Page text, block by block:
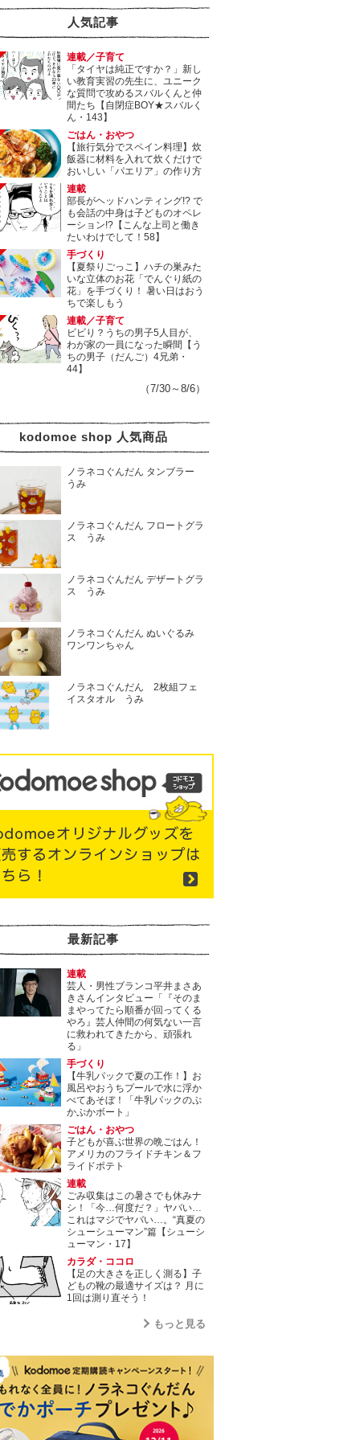
人気記事
連載／子育て
「タイヤは純正ですか？」新し
い教育実習の先生に、ユニーク
な質問で攻めるスバルくんと仲
間たち【自閉症BOY★スバルく
ん・143】
ごはん・おやつ
【旅行気分でスペイン料理】炊
飯器に材料を入れて炊くだけで
おいしい「パエリア」の作り方
連載
部長がヘッドハンティング!? で
も会話の中身は子どものオペレ
ーション!?【こんな上司と働き
たいわけでして！58】
手づくり
【夏祭りごっこ】ハチの巣みた
いな立体のお花「でんぐり紙の
花」を手づくり！ 暑い日はおう
ちで楽しもう
連載／子育て
ビビり？うちの男子5人目が、
わが家の一員になった瞬間【う
ちの男子（だんご）4兄弟・
44】
（7/30～8/6）
kodomoe shop 人気商品
ノラネコぐんだん タンブラー
うみ
ノラネコぐんだん フロートグラ
ス うみ
ノラネコぐんだん デザートグラ
ス うみ
ノラネコぐんだん ぬいぐるみ
ワンワンちゃん
ノラネコぐんだん 2枚組フェ
イスタオル うみ
最新記事
連載
芸人・男性ブランコ平井まさあ
きさんインタビュー「『そのま
まやってたら順番が回ってくる
やろ』芸人仲間の何気ない一言
に救われてきたから、頑張れ
る」
手づくり
【牛乳パックで夏の工作！】お
風呂やおうちプールで水に浮か
べてあそぼ！「牛乳パックのぷ
かぷかボート」
ごはん・おやつ
子どもが喜ぶ世界の晩ごはん！
アメリカのフライドチキン＆フ
ライドポテト
連載
ごみ収集はこの暑さでも休みナ
シ！「今…何度だ？」ヤバい…
これはマジでヤバい…。“真夏の
シューシューマン”篇【シューシ
ューマン・17】
カラダ・ココロ
【足の大きさを正しく測る】子
どもの靴の最適サイズは？ 月に
1回は測り直そう！
もっと見る